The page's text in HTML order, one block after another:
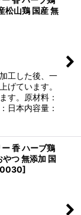
松山鶏 国産 無
工した後、一
げています。
す。原材料：
日本内容量：
香 ハーブ鶏
つ 無添加 国
]